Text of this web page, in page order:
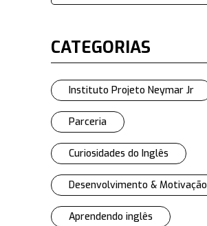
CATEGORIAS
Instituto Projeto Neymar Jr
Parceria
Curiosidades do Inglês
Desenvolvimento & Motivação
Aprendendo inglês